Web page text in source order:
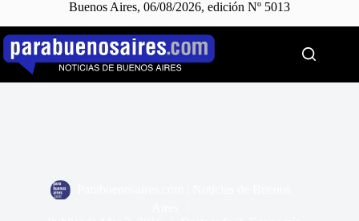
Buenos Aires, 06/08/2026, edición Nº 5013
Saltar
contenido